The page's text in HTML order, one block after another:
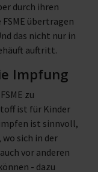
durch ihren
übertragen
das nicht nur in
auftritt.
Impfung
zu
ist für Kinder
ist sinnvoll,
sich in der
vor anderen
- dazu